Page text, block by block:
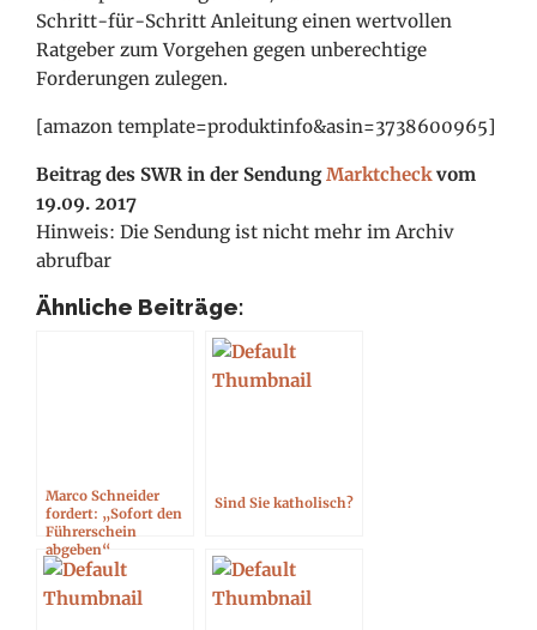
Schritt-für-Schritt Anleitung einen wertvollen
Ratgeber zum Vorgehen gegen unberechtige
Forderungen zulegen.
[amazon template=produktinfo&asin=3738600965]
Beitrag des SWR in der SendungMarktcheckvom
19.09. 2017
Hinweis: Die Sendung ist nicht mehr im Archiv
abrufbar
Ähnliche Beiträge:
Marco Schneider
fordert: „Sofort den
Führerschein
abgeben“
Sind Sie katholisch?